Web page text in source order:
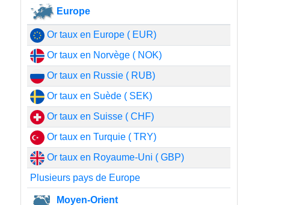
Europe
Or taux en Europe ( EUR)
Or taux en Norvège ( NOK)
Or taux en Russie ( RUB)
Or taux en Suède ( SEK)
Or taux en Suisse ( CHF)
Or taux en Turquie ( TRY)
Or taux en Royaume-Uni ( GBP)
Plusieurs pays de Europe
Moyen-Orient